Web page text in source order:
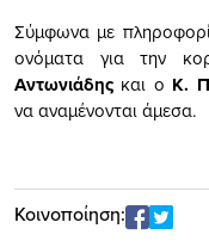
Σύμφωνα με
ονόματα για την
Αντωνιάδης και ο Κ.
να αναμένονται άμεσα.
Κοινοποίηση: